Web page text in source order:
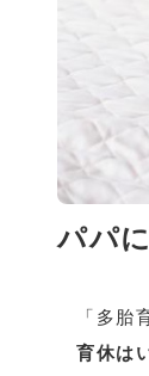
パパ
「多胎
育休は